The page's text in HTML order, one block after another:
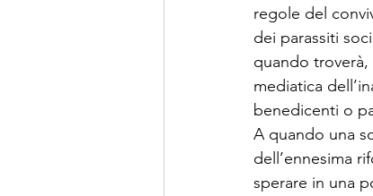
regole del
dei parassiti
quando troverà,
mediatica
benedicenti o
A quando una
dell’ennesima
sperare in una